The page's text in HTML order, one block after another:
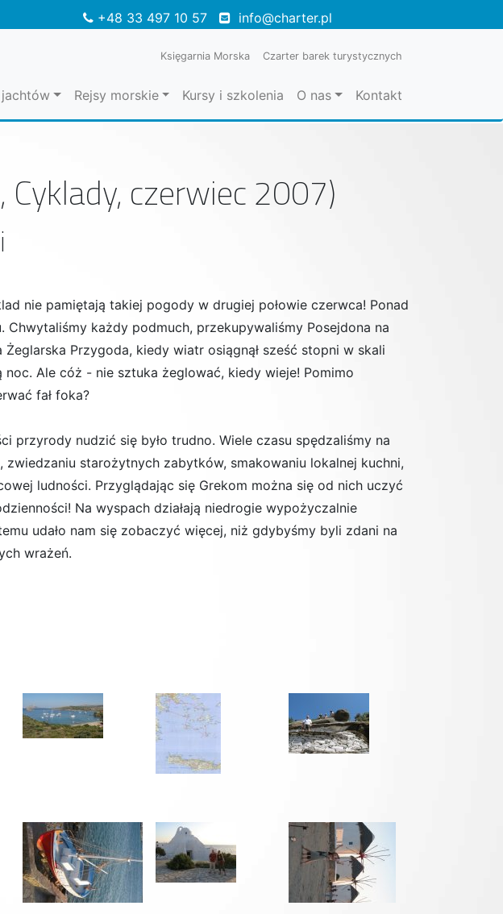
+48 33 497 10 57 info@charter.pl
Księgarnia Morska Czarter barek turystycznych
Rejsy morskie Kursy i szkolenia O nas Kontakt
Cyklady, czerwiec 2007)
nie pamiętają takiej pogody w drugiej połowie czerwca! Ponad
każdy podmuch, przekupywaliśmy Posejdona na
Przygoda, kiedy wiatr osiągnął sześć stopni w skali
Ale cóż - nie sztuka żeglować, kiedy wieje! Pomimo
fał foka?
przyrody nudzić się było trudno. Wiele czasu spędzaliśmy na
starożytnych zabytków, smakowaniu lokalnej kuchni,
ludności. Przyglądając się Grekom można się od nich uczyć
Na wyspach działają niedrogie wypożyczalnie
udało nam się zobaczyć więcej, niż gdybyśmy byli zdani na
wrażeń.